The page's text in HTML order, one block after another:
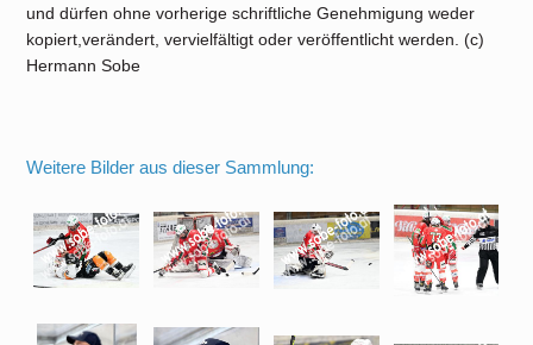
und dürfen ohne vorherige schriftliche Genehmigung weder
kopiert,verändert, vervielfältigt oder veröffentlicht werden. (c)
Hermann Sobe
Weitere Bilder aus dieser Sammlung: